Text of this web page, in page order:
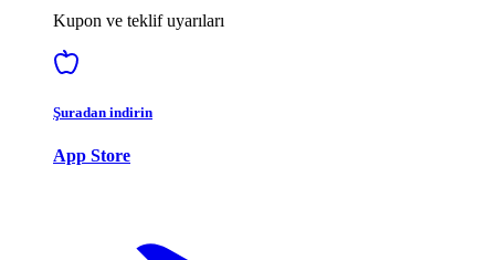
Kupon ve teklif uyarıları
Şuradan indirin
App Store